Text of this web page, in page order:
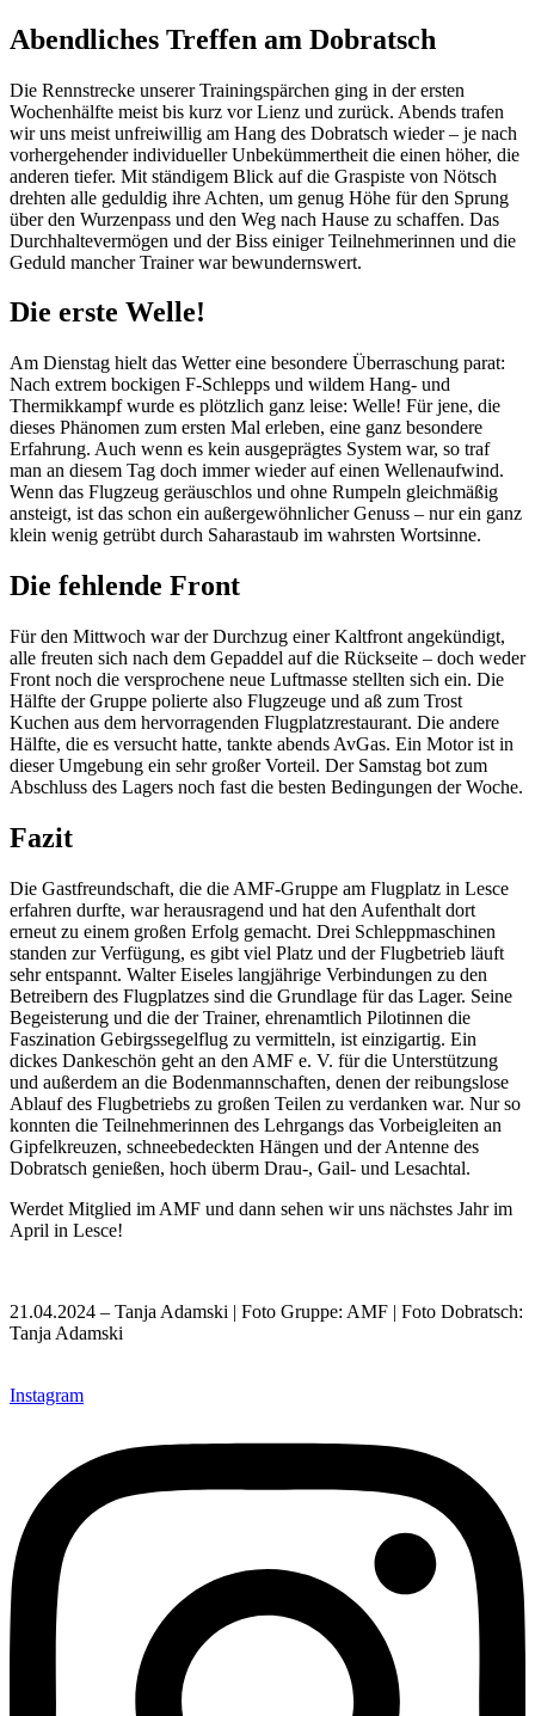
Abendliches Treffen am Dobratsch
Die Rennstrecke unserer Trainingspärchen ging in der ersten
Wochenhälfte meist bis kurz vor Lienz und zurück. Abends trafen
wir uns meist unfreiwillig am Hang des Dobratsch wieder – je nach
vorhergehender individueller Unbekümmertheit die einen höher, die
anderen tiefer. Mit ständigem Blick auf die Graspiste von Nötsch
drehten alle geduldig ihre Achten, um genug Höhe für den Sprung
über den Wurzenpass und den Weg nach Hause zu schaffen. Das
Durchhaltevermögen und der Biss einiger Teilnehmerinnen und die
Geduld mancher Trainer war bewundernswert.
Die erste Welle!
Am Dienstag hielt das Wetter eine besondere Überraschung parat:
Nach extrem bockigen F-Schlepps und wildem Hang- und
Thermikkampf wurde es plötzlich ganz leise: Welle! Für jene, die
dieses Phänomen zum ersten Mal erleben, eine ganz besondere
Erfahrung. Auch wenn es kein ausgeprägtes System war, so traf
man an diesem Tag doch immer wieder auf einen Wellenaufwind.
Wenn das Flugzeug geräuschlos und ohne Rumpeln gleichmäßig
ansteigt, ist das schon ein außergewöhnlicher Genuss – nur ein ganz
klein wenig getrübt durch Saharastaub im wahrsten Wortsinne.
Die fehlende Front
Für den Mittwoch war der Durchzug einer Kaltfront angekündigt,
alle freuten sich nach dem Gepaddel auf die Rückseite – doch weder
Front noch die versprochene neue Luftmasse stellten sich ein. Die
Hälfte der Gruppe polierte also Flugzeuge und aß zum Trost
Kuchen aus dem hervorragenden Flugplatzrestaurant. Die andere
Hälfte, die es versucht hatte, tankte abends AvGas. Ein Motor ist in
dieser Umgebung ein sehr großer Vorteil. Der Samstag bot zum
Abschluss des Lagers noch fast die besten Bedingungen der Woche.
Fazit
Die Gastfreundschaft, die die AMF-Gruppe am Flugplatz in Lesce
erfahren durfte, war herausragend und hat den Aufenthalt dort
erneut zu einem großen Erfolg gemacht. Drei Schleppmaschinen
standen zur Verfügung, es gibt viel Platz und der Flugbetrieb läuft
sehr entspannt. Walter Eiseles langjährige Verbindungen zu den
Betreibern des Flugplatzes sind die Grundlage für das Lager. Seine
Begeisterung und die der Trainer, ehrenamtlich Pilotinnen die
Faszination Gebirgssegelflug zu vermitteln, ist einzigartig. Ein
dickes Dankeschön geht an den AMF e. V. für die Unterstützung
und außerdem an die Bodenmannschaften, denen der reibungslose
Ablauf des Flugbetriebs zu großen Teilen zu verdanken war. Nur so
konnten die Teilnehmerinnen des Lehrgangs das Vorbeigleiten an
Gipfelkreuzen, schneebedeckten Hängen und der Antenne des
Dobratsch genießen, hoch überm Drau-, Gail- und Lesachtal.
Werdet Mitglied im AMF und dann sehen wir uns nächstes Jahr im
April in Lesce!
21.04.2024 – Tanja Adamski | Foto Gruppe: AMF | Foto Dobratsch:
Tanja Adamski
Instagram